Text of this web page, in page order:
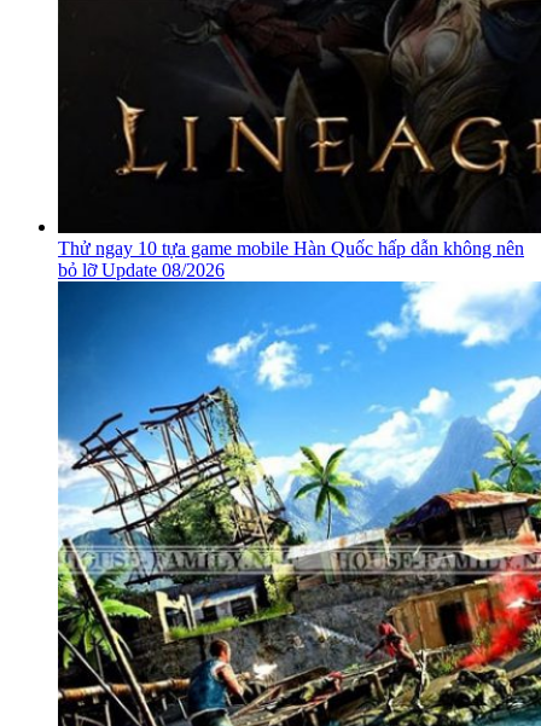
Thử ngay 10 tựa game mobile Hàn Quốc hấp dẫn không nên
bỏ lỡ Update 08/2026